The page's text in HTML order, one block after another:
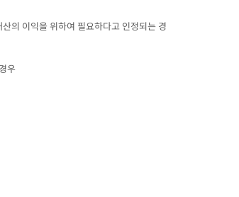
의 이익을 위하여 필요하다고 인정되는 경
우